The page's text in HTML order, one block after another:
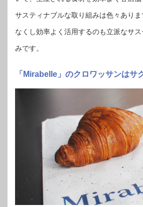
サスティナブルな取り組みは色々あり
なくし効率よく活用するのも立派なサ
みです。
「Mirabelle」のクロワッサンはサ